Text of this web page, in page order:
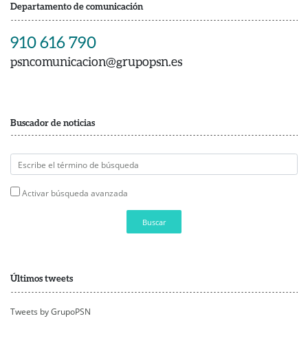
Departamento de comunicación
910 616 790
psncomunicacion@grupopsn.es
Buscador de noticias
Activar búsqueda avanzada
Buscar
Últimos tweets
Tweets by GrupoPSN